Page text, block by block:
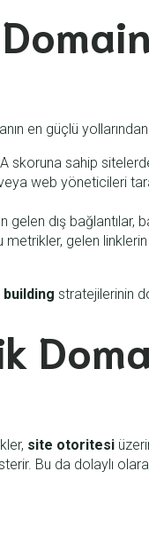
en güçlü
skoruna sahip
veya web yöneticileri
gelen dış bağlantılar,
metrikler, gelen
building stratejilerinin
site otoritesi
Bu da dolaylı